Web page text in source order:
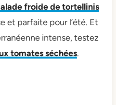
froide de tortellinis
parfaite pour l’été. Et
intense, testez
tomates séchées.